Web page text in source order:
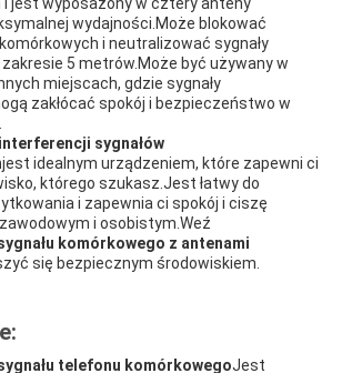
i jest wyposażony w cztery anteny
wydajności.Może blokować
i neutralizować sygnały
5 metrów.Może być używany w
miejscach, gdzie sygnały
zakłócać spokój i bezpieczeństwo w
sygnałów
jest idealnym urządzeniem, które zapewni ci
którego szukasz.Jest łatwy do
i zapewnia ci spokój i ciszę
i osobistym.Weź
komórkowego z antenami
się bezpiecznym środowiskiem.
telefonu komórkowegoJest